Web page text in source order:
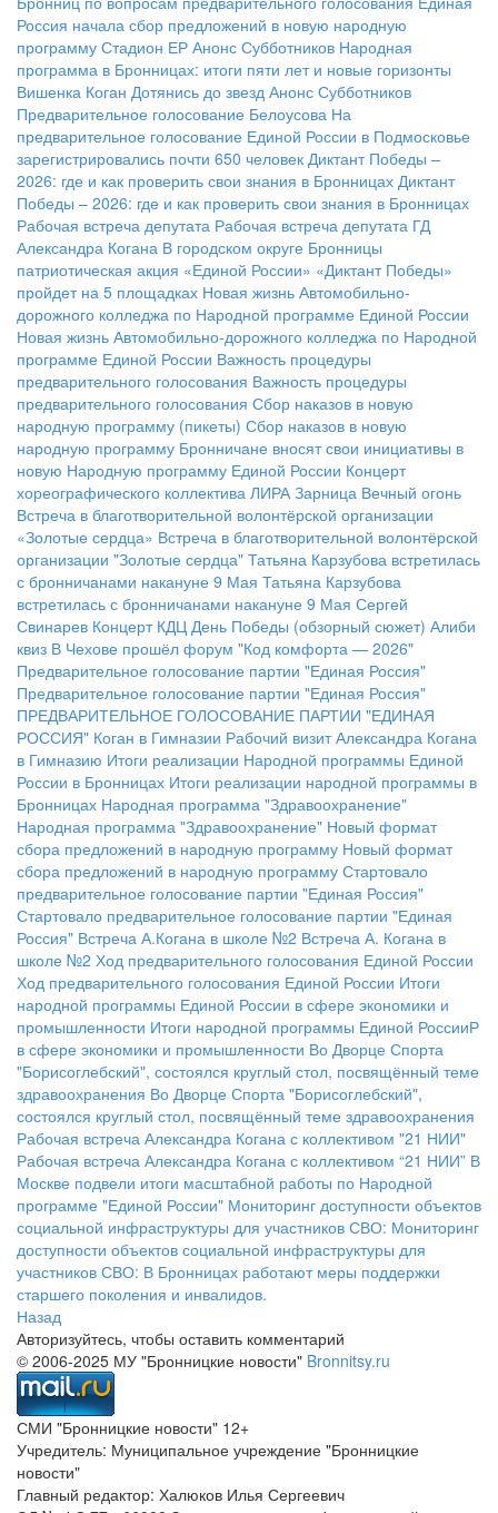
Россия начала сбор предложений в новую народную
программу Стадион ЕР Анонс Субботников Народная
программа в Бронницах: итоги пяти лет и новые горизонты
Вишенка Коган Дотянись до звезд Анонс Субботников
Предварительное голосование Белоусова На
предварительное голосование Единой России в Подмосковье
зарегистрировались почти 650 человек Диктант Победы –
2026: где и как проверить свои знания в Бронницах Диктант
Победы – 2026: где и как проверить свои знания в Бронницах
Рабочая встреча депутата Рабочая встреча депутата ГД
Александра Когана В городском округе Бронницы
патриотическая акция «Единой России» «Диктант Победы»
пройдет на 5 площадках Новая жизнь Автомобильно-
дорожного колледжа по Народной программе Единой России
Новая жизнь Автомобильно-дорожного колледжа по Народной
программе Единой России Важность процедуры
предварительного голосования Важность процедуры
предварительного голосования Сбор наказов в новую
народную программу (пикеты) Сбор наказов в новую
народную программу Бронничане вносят свои инициативы в
новую Народную программу Единой России Концерт
хореографического коллектива ЛИРА Зарница Вечный огонь
Встреча в благотворительной волонтёрской организации
«Золотые сердца» Встреча в благотворительной волонтёрской
организации "Золотые сердца" Татьяна Карзубова встретилась
с бронничанами накануне 9 Мая Татьяна Карзубова
встретилась с бронничанами накануне 9 Мая Сергей
Свинарев Концерт КДЦ День Победы (обзорный сюжет) Алиби
квиз В Чехове прошёл форум "Код комфорта — 2026"
Предварительное голосование партии "Единая Россия"
Предварительное голосование партии "Единая Россия"
ПРЕДВАРИТЕЛЬНОЕ ГОЛОСОВАНИЕ ПАРТИИ "ЕДИНАЯ
РОССИЯ" Коган в Гимназии Рабочий визит Александра Когана
в Гимназию Итоги реализации Народной программы Единой
России в Бронницах Итоги реализации народной программы в
Бронницах Народная программа "Здравоохранение"
Народная программа "Здравоохранение" Новый формат
сбора предложений в народную программу Новый формат
сбора предложений в народную программу Стартовало
предварительное голосование партии "Единая Россия"
Стартовало предварительное голосование партии "Единая
Россия" Встреча А.Когана в школе №2 Встреча А. Когана в
школе №2 Ход предварительного голосования Единой России
Ход предварительного голосования Единой России Итоги
народной программы Единой России в сфере экономики и
промышленности Итоги народной программы Единой РоссииР
в сфере экономики и промышленности Во Дворце Спорта
"Борисоглебский", состоялся круглый стол, посвящённый теме
здравоохранения Во Дворце Спорта "Борисоглебский",
состоялся круглый стол, посвящённый теме здравоохранения
Рабочая встреча Александра Когана с коллективом "21 НИИ"
Рабочая встреча Александра Когана с коллективом “21 НИИ” В
Москве подвели итоги масштабной работы по Народной
программе "Единой России" Мониторинг доступности объектов
социальной инфраструктуры для участников СВО: Мониторинг
доступности объектов социальной инфраструктуры для
участников СВО: В Бронницах работают меры поддержки
старшего поколения и инвалидов.
Назад
Авторизуйтесь, чтобы оставить комментарий
© 2006-2025 МУ "Бронницкие новости" Bronnitsy.ru
СМИ "Бронницкие новости" 12+
Учредитель: Муниципальное учреждение "Бронницкие
новости"
Главный редактор: Халюков Илья Сергеевич